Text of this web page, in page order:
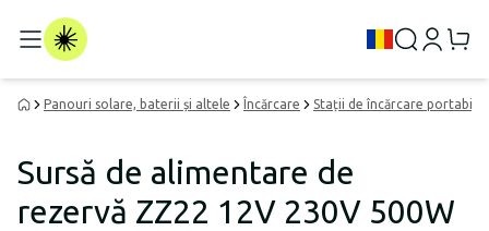
Panouri solare, baterii și altele Încărcare Stații de încărcare portabile
Sursă de alimentare de
rezervă ZZ22 12V 230V 500W